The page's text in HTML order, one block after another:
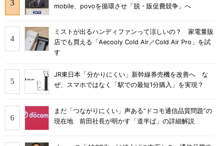
mobile、povoを循環させ「脱・販促費競争」へ
ミストが出るハンディファンって涼しいの？ 家電量販
店でも買える「Aecooly Cold Air／Cold Air Pro」を試
す
JR東日本「分かりにくい」新幹線券売機を改善へ な
ぜ、スマホではなく「駅での最短1分購入」を実現？
まだ「つながりにくい」声ある“ドコモ通信品質問題”の
現在地 前田社長が明かす「道半ば」の詳細解説